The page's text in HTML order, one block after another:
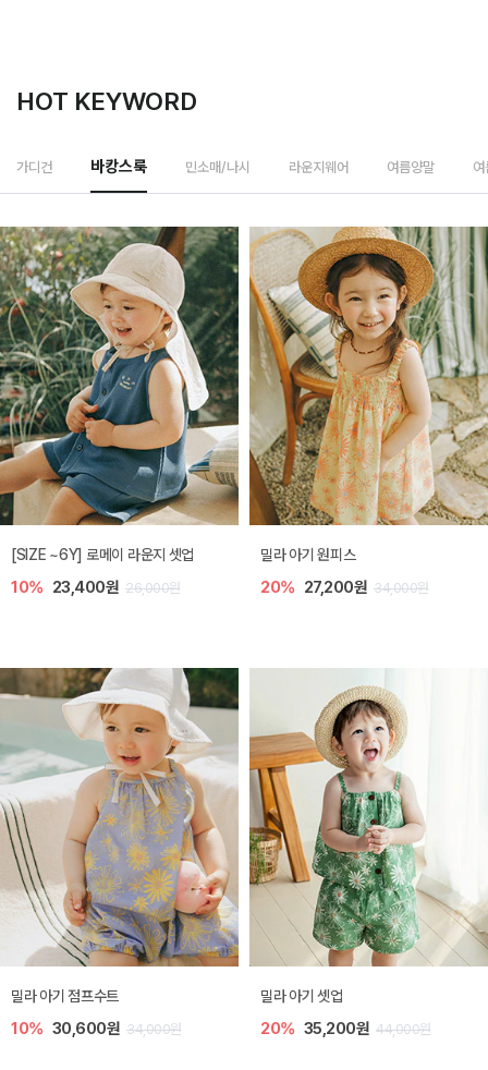
HOT KEYWORD
가디건 바캉스룩 민소매/나시 라운지웨어 여름양말
엘리오 아기 블라우스
20% 21,600원 27,000원
엘로디 니트 아기 뷔스티에
20% 21,600원 27,000원
토닉 아기 민소매 티셔츠
20% 11,200원 14,000원
베티 니트 아기 민소매 티셔츠
10% 24,300원 27,000원